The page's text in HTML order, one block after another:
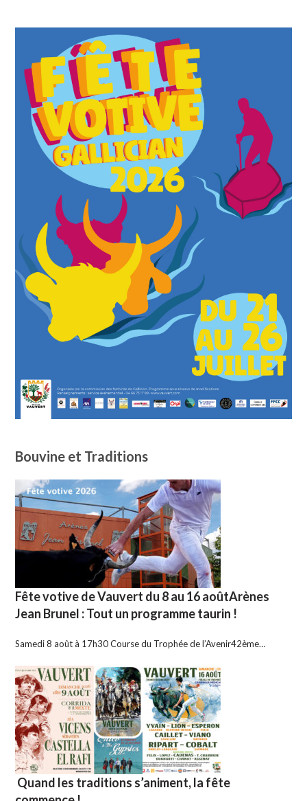
Bouvine et Traditions
Fête votive de Vauvert du 8 au 16 aoûtArènes
Jean Brunel : Tout un programme taurin !
Samedi 8 août à 17h30 Course du Trophée de l’Avenir42ème…
Quand les traditions s’animent, la fête